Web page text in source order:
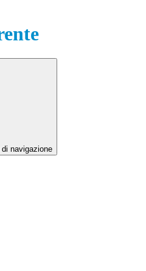
di navigazione